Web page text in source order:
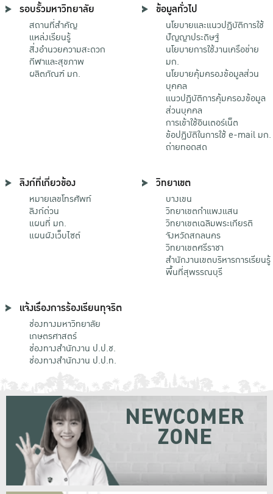
รอบรั้วมหาวิทยาลัย
สถานที่สำคัญ
แหล่งเรียนรู้
สิ่งอำนวยความสะดวก
กีฬาและสุขภาพ
ผลิตภัณฑ์ มก.
ข้อมูลทั่วไป
นโยบายและแนวปฏิบัติการใช้
ปัญญาประดิษฐ์
นโยบายการใช้งานเครือข่าย
มก.
นโยบายคุ้มครองข้อมูลส่วน
บุคคล
แนวปฏิบัติการคุ้มครองข้อมูล
ส่วนบุคคล
การเข้าใช้อินเตอร์เน็ต
ข้อปฏิบัติในการใช้ e-mail มก.
ถ่ายทอดสด
ลิงก์ที่เกี่ยวข้อง
หมายเลขโทรศัพท์
ลิงก์ด่วน
แผนที่ มก.
แผนผังเว็บไซต์
วิทยาเขต
บางเขน
วิทยาเขตกําแพงแสน
วิทยาเขตเฉลิมพระเกียรติ
จังหวัดสกลนคร
วิทยาเขตศรีราชา
สำนักงานเขตบริหารการเรียนรู้
พื้นที่สุพรรณบุรี
แจ้งเรื่องการร้องเรียนทุจริต
ช่องทางมหาวิทยาลัย
เกษตรศาสตร์
ช่องทางสำนักงาน ป.ป.ช.
ช่องทางสำนักงาน ป.ป.ท.
NEWCOMER
ZONE